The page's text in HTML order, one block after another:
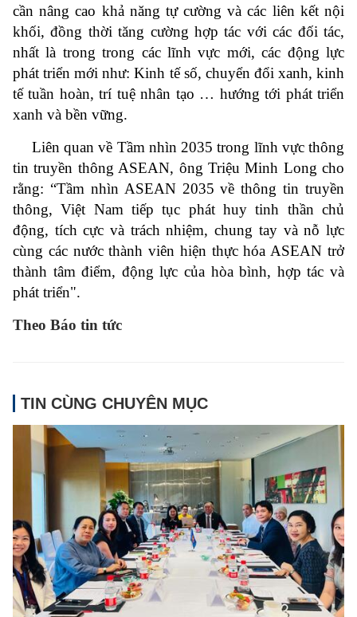
cần nâng cao khả năng tự cường và các liên kết nội
khối, đồng thời tăng cường hợp tác với các đối tác,
nhất là trong trong các lĩnh vực mới, các động lực
phát triển mới như: Kinh tế số, chuyển đổi xanh, kinh
tế tuần hoàn, trí tuệ nhân tạo … hướng tới phát triển
xanh và bền vững.
Liên quan về Tầm nhìn 2035 trong lĩnh vực thông
tin truyền thông ASEAN, ông Triệu Minh Long cho
rằng: “Tầm nhìn ASEAN 2035 về thông tin truyền
thông, Việt Nam tiếp tục phát huy tinh thần chủ
động, tích cực và trách nhiệm, chung tay và nỗ lực
cùng các nước thành viên hiện thực hóa ASEAN trở
thành tâm điểm, động lực của hòa bình, hợp tác và
phát triển".
Theo Báo tin tức
TIN CÙNG CHUYÊN MỤC